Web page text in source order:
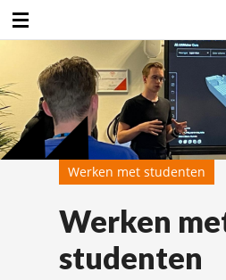
Werken met studenten
Werken
studenten